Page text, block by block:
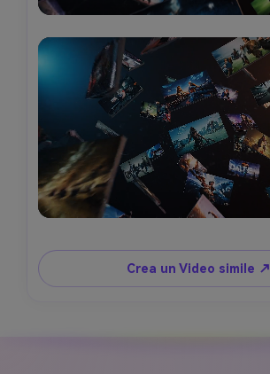
Crea un Video simile ↗